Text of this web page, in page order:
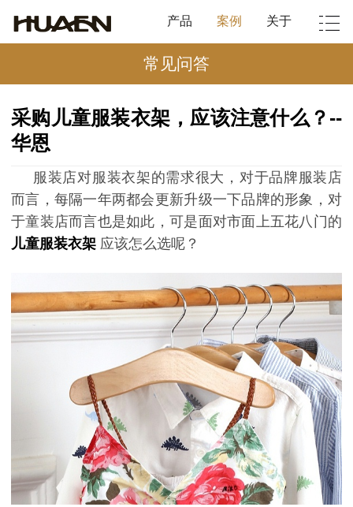
产品 案例 关于
常见问答
采购儿童服装衣架，应该注意什么？--
华恩
服装店对服装衣架的需求很大，对于品牌服装店
而言，每隔一年两都会更新升级一下品牌的形象，对
于童装店而言也是如此，可是面对市面上五花八门的
儿童服装衣架 应该怎么选呢？